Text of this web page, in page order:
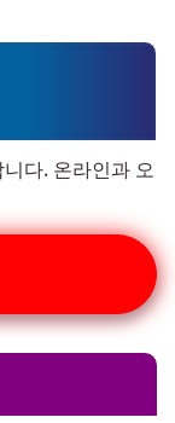
다. 온라인과 오